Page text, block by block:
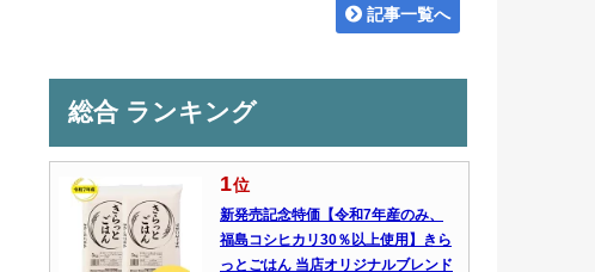
記事一覧へ
総合 ランキング
1位
新発売記念特価【令和7年産のみ、
福島コシヒカリ30％以上使用】きら
っとごはん 当店オリジナルブレンド